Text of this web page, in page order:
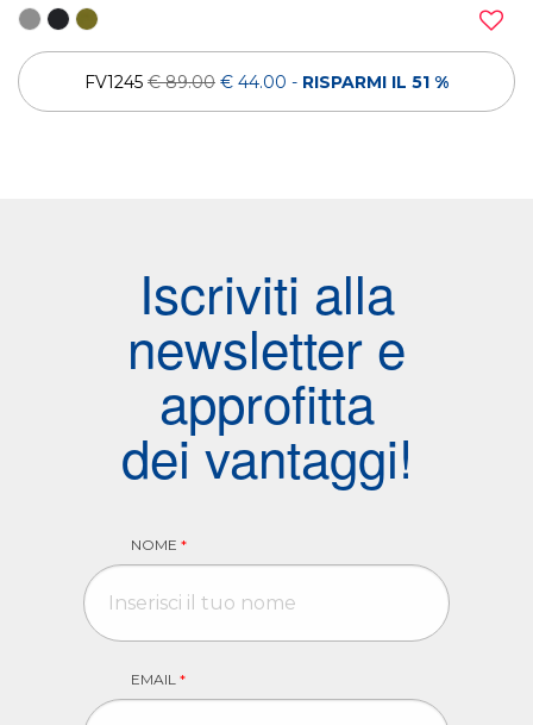
FV1245 € 89.00 € 44.00 - RISPARMI IL 51 %
Iscriviti alla
newsletter e
approfitta
dei vantaggi!
NOME *
EMAIL *